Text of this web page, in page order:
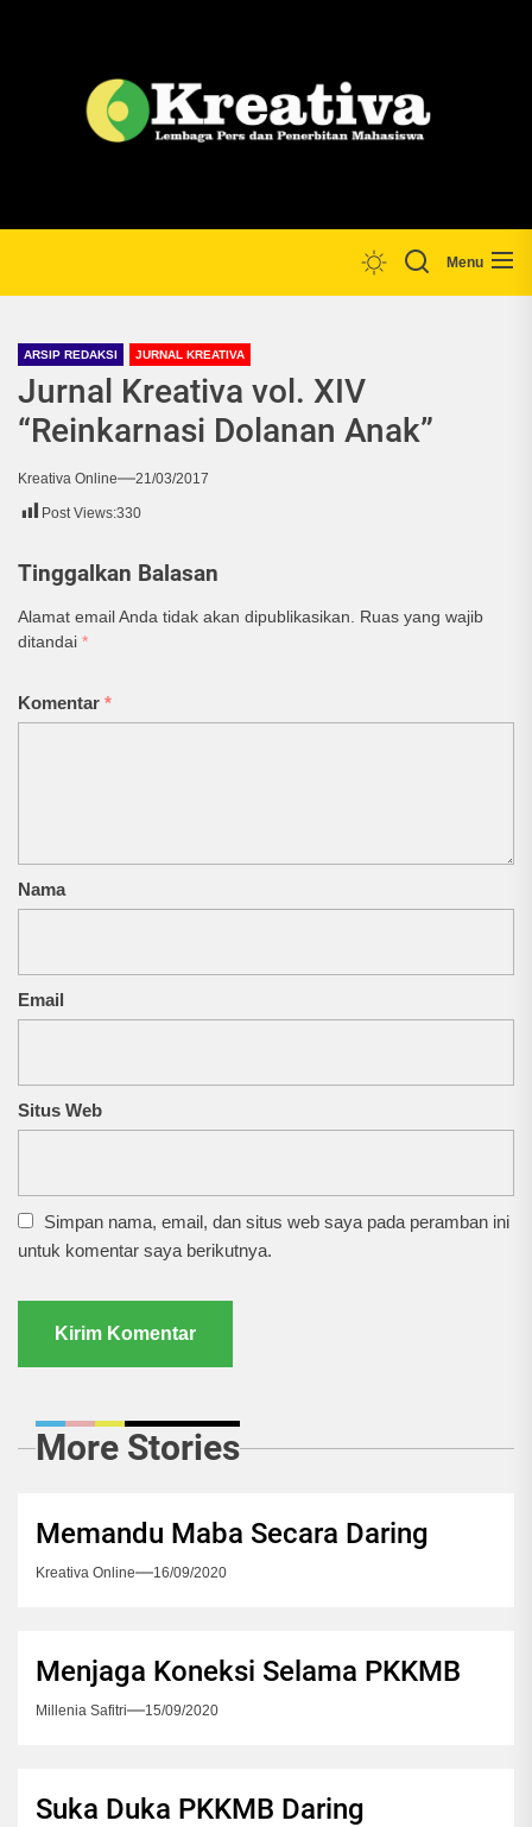
Menu
ARSIP REDAKSI JURNAL KREATIVA
Jurnal Kreativa vol. XIV
“Reinkarnasi Dolanan Anak”
Kreativa Online 21/03/2017
Post Views:330
Tinggalkan Balasan
Alamat email Anda tidak akan dipublikasikan.
Ruas yang wajib
ditandai *
Komentar *
Nama
Email
Situs Web
Simpan nama, email, dan situs web saya pada peramban ini
untuk komentar saya berikutnya.
More Stories
Memandu Maba Secara Daring
Kreativa Online 16/09/2020
Menjaga Koneksi Selama PKKMB
Millenia Safitri 15/09/2020
Suka Duka PKKMB Daring